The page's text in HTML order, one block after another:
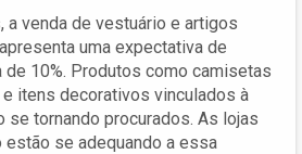
venda de vestuário e artigos
uma expectativa de
10%. Produtos como camisetas
itens decorativos vinculados à
se tornando procurados. As lojas
estão se adequando a essa